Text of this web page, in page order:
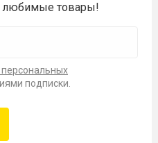
любимые товары!
персональных
подписки.